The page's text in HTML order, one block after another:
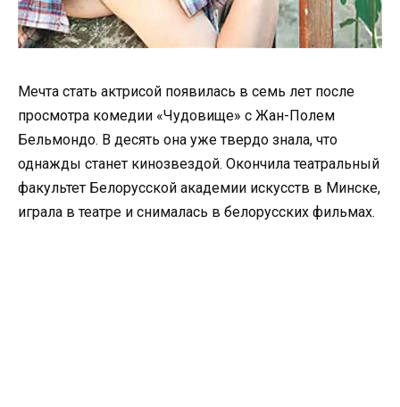
Мечта стать актрисой появилась в семь лет после
просмотра комедии «Чудовище» с Жан-Полем
Бельмондо. В десять она уже твердо знала, что
однажды станет кинозвездой. Окончила театральный
факультет Белорусской академии искусств в Минске,
играла в театре и снималась в белорусских фильмах.